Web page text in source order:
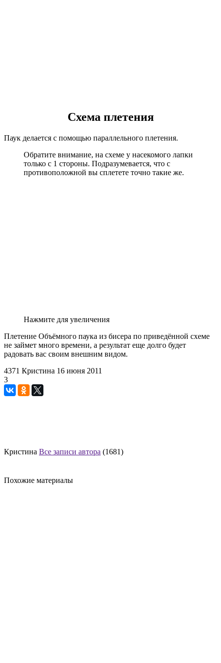
Схема плетения
Паук делается с помощью параллельного плетения.
Обратите внимание, на схеме у насекомого лапки
только с 1 стороны. Подразумевается, что с
противоположной вы сплетете точно такие же.
Нажмите для увеличения
Плетение Объёмного паука из бисера по приведённой схеме
не займет много времени, а результат еще долго будет
радовать вас своим внешним видом.
4371 Кристина 16 июня 2011
3
Кристина Все записи автора (1681)
Похожие материалы